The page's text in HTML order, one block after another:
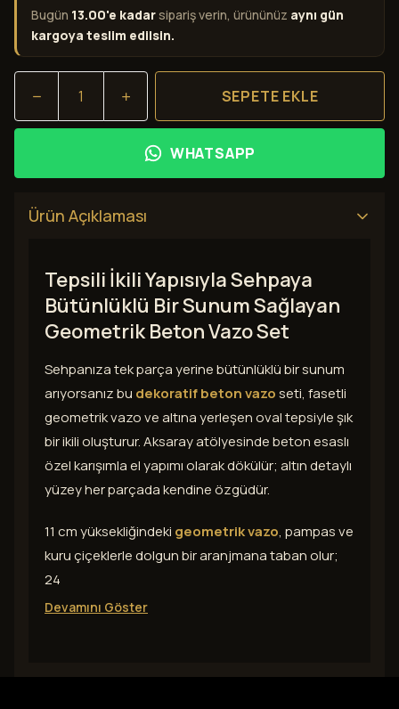
Bugün 13.00'e kadar sipariş verin, ürününüz aynı gün
kargoya teslim edilsin.
SEPETE EKLE
WHATSAPP
Ürün Açıklaması
Tepsili İkili Yapısıyla Sehpaya
Bütünlüklü Bir Sunum Sağlayan
Geometrik Beton Vazo Set
Sehpanıza tek parça yerine bütünlüklü bir sunum
arıyorsanız bu dekoratif beton vazoseti, fasetli
geometrik vazo ve altına yerleşen oval tepsiyle şık
bir ikili oluşturur. Aksaray atölyesinde beton esaslı
özel karışımla el yapımı olarak dökülür; altın detaylı
yüzey her parçada kendine özgüdür.
11 cm yüksekliğindeki geometrik vazo, pampas ve
kuru çiçeklerle dolgun bir aranjmana taban olur;
24
Devamını Göster